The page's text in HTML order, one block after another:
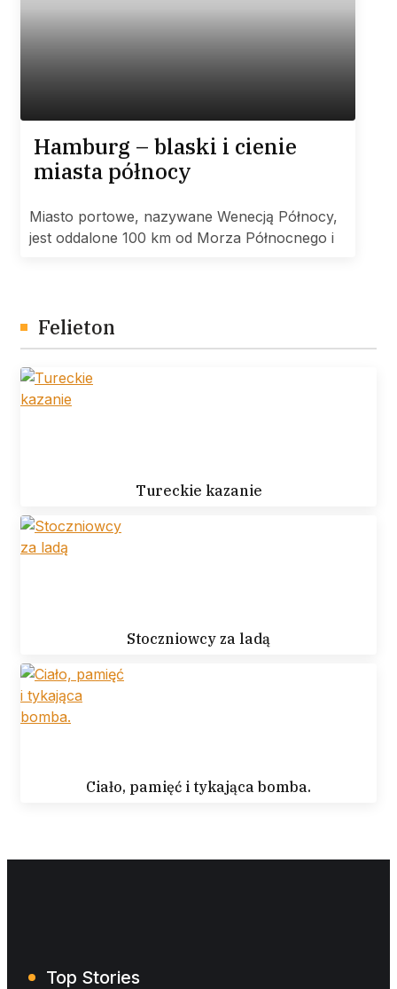
Hamburg – blaski i cienie
miasta północy
Miasto portowe, nazywane Wenecją Północy,
jest oddalone 100 km od Morza Północnego i
Felieton
Tureckie kazanie
Stoczniowcy za ladą
Ciało, pamięć i tykająca bomba.
Top Stories